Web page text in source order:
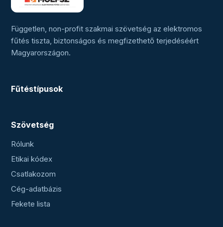
Független, non-profit szakmai szövetség az elektromos
fűtés tiszta, biztonságos és megfizethető terjedéséért
Magyarországon.
Fűtéstípusok
Szövetség
Rólunk
Etikai kódex
Csatlakozom
Cég-adatbázis
Fekete lista